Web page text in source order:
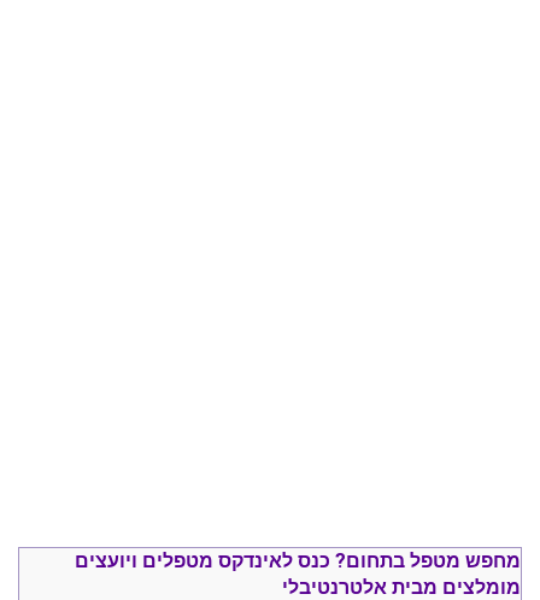
מחפש מטפל בתחום? כנס לאינדקס מטפלים ויועצים
מומלצים מבית אלטרנטיבלי